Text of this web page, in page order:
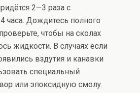
2—3 раза с
часа. Дождитесь полного
чтобы на сколах
жидкости. В случаях если
вздутия и канавки
специальный
или эпоксидную смолу.